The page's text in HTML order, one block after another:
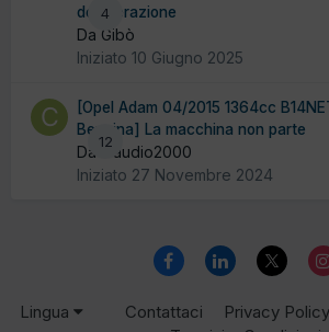
4
decelerazione
Da Gibò
Iniziato 10 Giugno 2025
12
[Opel Adam 04/2015 1364cc
Benzina] La macchina non parte
Da claudio2000
Iniziato 27 Novembre 2024
Lingua Contattaci Privacy Policy